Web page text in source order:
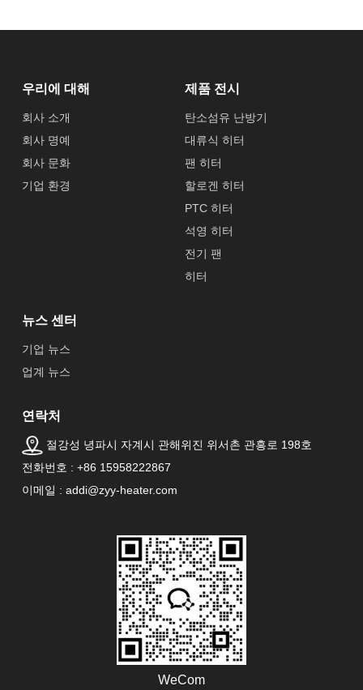
우리에 대해
회사 소개
회사 명예
회사 문화
기업 환경
제품 전시
탄소섬유 난방기
대류식 히터
팬 히터
할로겐 히터
PTC 히터
석영 히터
전기 팬
히터
뉴스 센터
기업 뉴스
업계 뉴스
연락처
절강성 녕파시 자계시 관해위진 위서촌 관흥로 198호
전화번호 : +86 15958222867
이메일 : addi@zyy-heater.com
WeCom